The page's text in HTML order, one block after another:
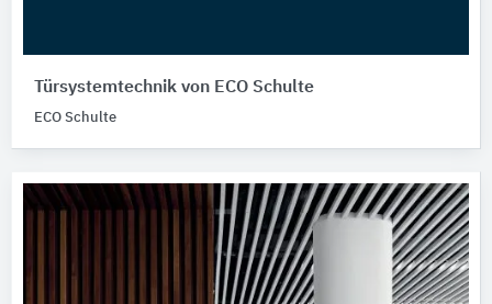
Türsystemtechnik von ECO Schulte
ECO Schulte